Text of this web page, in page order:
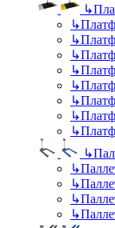
↳
↳
↳
↳
↳
↳
↳
↳
↳
↳
↳
↳
↳
↳